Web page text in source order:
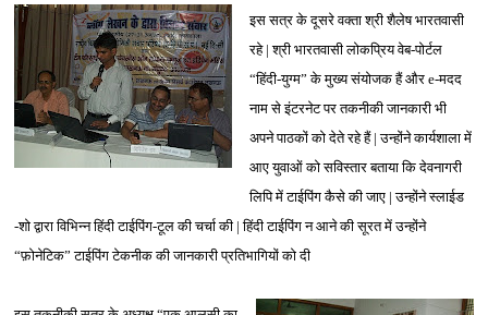
इस सत्र के दूसरे वक्ता श्री शैलेष भारतवासी
रहे | श्री भारतवासी लोकप्रिय वेब-पोर्टल
“हिंदी-युग्म” के मुख्य संयोजक हैं और e-मदद
नाम से इंटरनेट पर तकनीकी जानकारी भी
अपने पाठकों को देते रहे हैं | उन्होंने कार्यशाला में
आए युवाओं को सविस्तार बताया कि देवनागरी
लिपि में टाईपिंग कैसे की जाए | उन्होंने स्लाईड
-शो द्वारा विभिन्न हिंदी टाईपिंग-टूल की चर्चा की | हिंदी टाईपिंग न आने की सूरत में उन्होंने
“फ़ोनेटिक” टाईपिंग टेकनीक की जानकारी प्रतिभागियों को दी